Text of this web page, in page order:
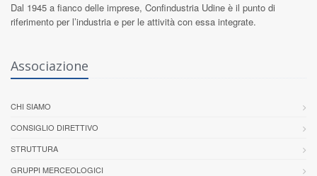
Dal 1945 a fianco delle imprese, Confindustria Udine è il punto di
riferimento per l’industria e per le attività con essa integrate.
Associazione
CHI SIAMO
CONSIGLIO DIRETTIVO
STRUTTURA
GRUPPI MERCEOLOGICI